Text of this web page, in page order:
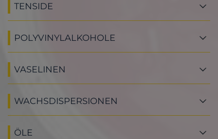
TENSIDE
POLYVINYLALKOHOLE
VASELINEN
WACHSDISPERSIONEN
ÖLE